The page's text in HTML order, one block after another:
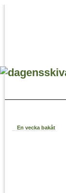
En vecka bakåt